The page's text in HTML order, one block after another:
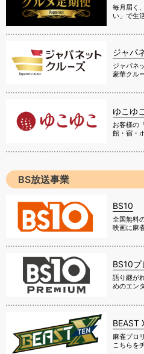
毎月届く
い」で生
ジャパ
ジャパネ
豪華クル
ゆこゆこ
お客様の
館・宿・
BS放送事業
BS10
全国無料
映画に麻
BS10プ
語り継が
めのエン
BEAST
麻雀プロ
こちらを